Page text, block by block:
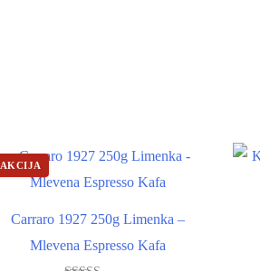
AKCIJA
Carraro 1927 250g Limenka –
Mlevena Espresso Kafa